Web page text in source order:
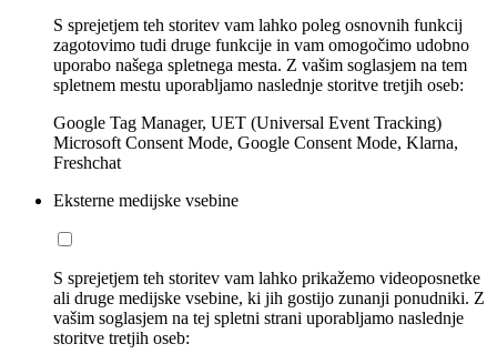
S sprejetjem teh storitev vam lahko poleg osnovnih funkcij
zagotovimo tudi druge funkcije in vam omogočimo udobno
uporabo našega spletnega mesta. Z vašim soglasjem na tem
spletnem mestu uporabljamo naslednje storitve tretjih oseb:
Google Tag Manager, UET (Universal Event Tracking)
Microsoft Consent Mode, Google Consent Mode, Klarna,
Freshchat
Eksterne medijske vsebine
S sprejetjem teh storitev vam lahko prikažemo videoposnetke
ali druge medijske vsebine, ki jih gostijo zunanji ponudniki. Z
vašim soglasjem na tej spletni strani uporabljamo naslednje
storitve tretjih oseb: